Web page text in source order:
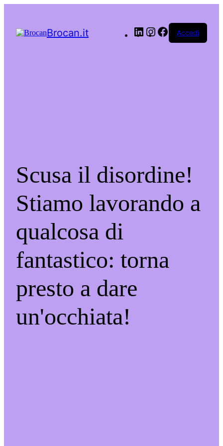
Brocan.it LinkedInInstagram
Facebook
Accedi
Scusa il disordine!
Stiamo lavorando a
qualcosa di
fantastico: torna
presto a dare
un'occhiata!